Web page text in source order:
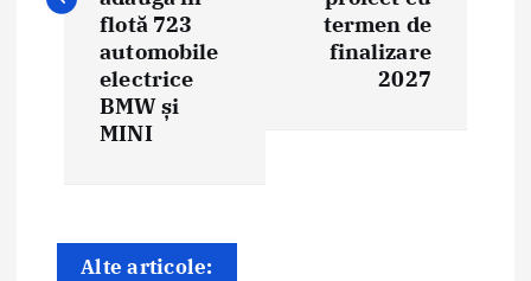
g
flotă 723
automobile
electrice
BMW și
MINI
termen de
finalizare
2027
Alte articole: